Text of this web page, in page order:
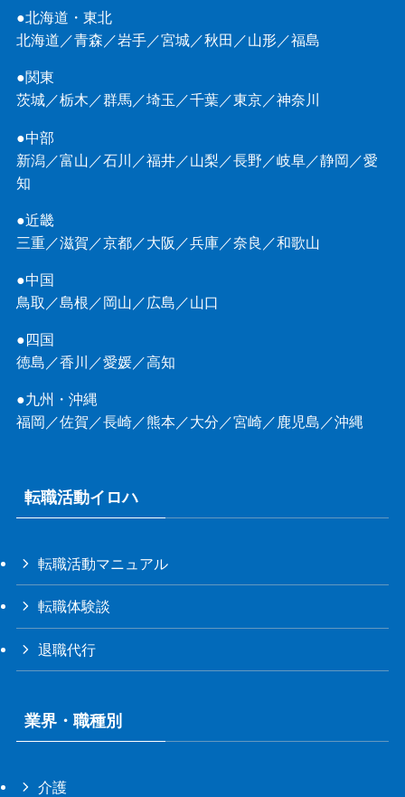
●北海道・東北
北海道 ／青森 ／岩手／宮城／秋田 ／山形／福島
●関東
茨城／栃木 ／群馬／埼玉 ／千葉／東京／神奈川
●中部
新潟／富山 ／石川 ／福井／山梨 ／長野 ／岐阜 ／静岡 ／愛
知
●近畿
三重／滋賀 ／京都／大阪 ／兵庫／奈良 ／和歌山
●中国
鳥取 ／島根 ／岡山 ／ 広島 ／山口
●四国
徳島 ／香川 ／愛媛／高知
●九州・沖縄
福岡 ／佐賀 ／長崎／熊本／大分 ／宮崎／ 鹿児島 ／沖縄
転職活動イロハ
転職活動マニュアル
転職体験談
退職代行
業界・職種別
介護